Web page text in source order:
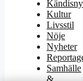
Kultur
Livsstil
Nöje
Nyheter
Samhälle
&